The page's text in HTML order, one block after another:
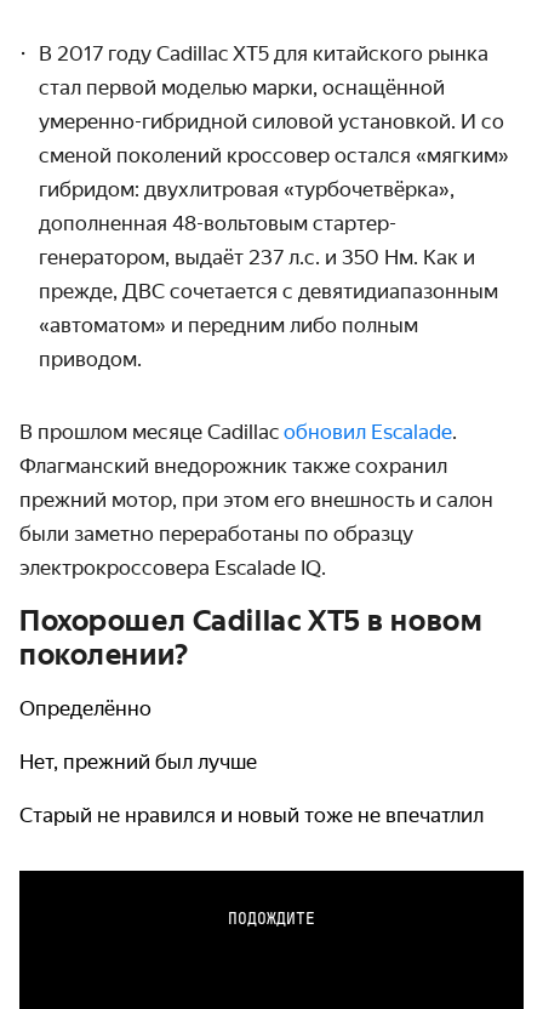
В 2017 году Cadillac XT5 для китайского рынка
стал первой моделью марки, оснащённой
умеренно-гибридной силовой установкой. И со
сменой поколений кроссовер остался «мягким»
гибридом: двухлитровая «турбочетвёрка»,
дополненная 48-вольтовым стартер-
генератором, выдаёт 237 л.с. и 350 Нм. Как и
прежде, ДВС сочетается с девятидиапазонным
«автоматом» и передним либо полным
приводом.
В прошлом месяце Cadillac обновил Escalade.
Флагманский внедорожник также сохранил
прежний мотор, при этом его внешность и салон
были заметно переработаны по образцу
электрокроссовера Escalade IQ.
Похорошел Cadillac XT5 в новом
поколении?
Определённо
Нет, прежний был лучше
Старый не нравился и новый тоже не впечатлил
ПОДОЖДИТЕ